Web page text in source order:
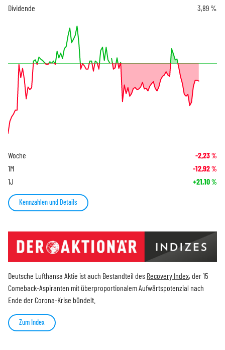
Dividende
3,89 %
Woche -2,23%
1M -12,92%
1J +21,10%
Kennzahlen und Details
Deutsche Lufthansa Aktie ist auch Bestandteil des Recovery Index, der 15
Comeback-Aspiranten mit überproportionalem Aufwärtspotenzial nach
Ende der Corona-Krise bündelt.
Zum Index